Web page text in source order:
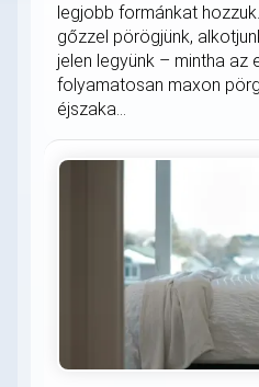
legjobb formánkat
gőzzel pörögjünk,
jelen legyünk – mintha az
folyamatosan maxon
éjszaka...